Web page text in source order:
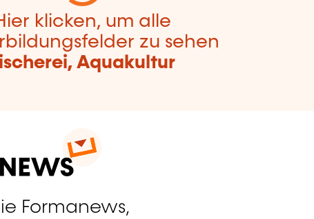
klicken, um alle
zu sehen
Aquakultur
Formanews,